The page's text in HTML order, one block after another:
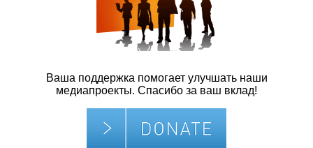
Ваша поддержка помогает улучшать наши
медиапроекты. Спасибо за ваш вклад!